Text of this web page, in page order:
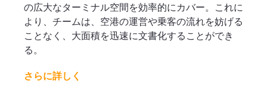
の広大なターミナル空間を効率的にカバー。これに
より、チームは、空港の運営や乗客の流れを妨げる
ことなく、大面積を迅速に文書化することができ
る。
さらに詳しく